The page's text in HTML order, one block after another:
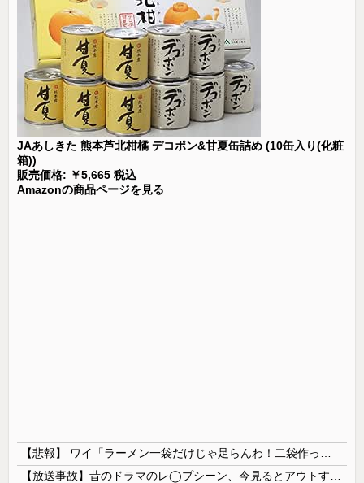
JAあしきた 熊本芦北柑橘 デコポン&甘夏缶詰め (10缶入り(化粧
箱))
販売価格: ￥5,665 税込
Amazonの商品ページを見る